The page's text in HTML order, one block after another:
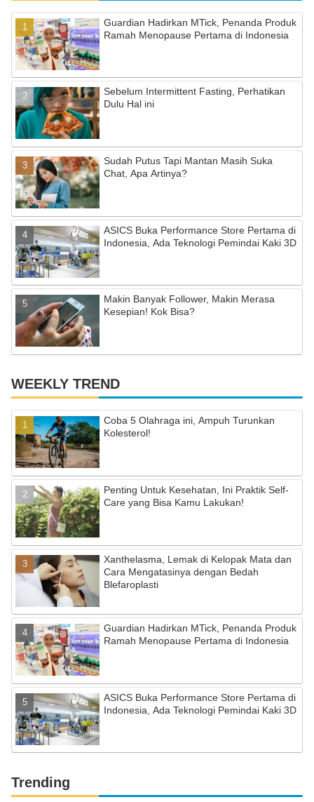
e
b
o
o
k
gr
a
m
T
u
b
e
C
h
a
n
n
el
Guardian Hadirkan MTick, Penanda Produk
Ramah Menopause Pertama di Indonesia
Sebelum Intermittent Fasting, Perhatikan
Dulu Hal ini
Sudah Putus Tapi Mantan Masih Suka
Chat, Apa Artinya?
ASICS Buka Performance Store Pertama di
Indonesia, Ada Teknologi Pemindai Kaki 3D
Makin Banyak Follower, Makin Merasa
Kesepian! Kok Bisa?
WEEKLY TREND
Coba 5 Olahraga ini, Ampuh Turunkan
Kolesterol!
Penting Untuk Kesehatan, Ini Praktik Self-
Care yang Bisa Kamu Lakukan!
Xanthelasma, Lemak di Kelopak Mata dan
Cara Mengatasinya dengan Bedah
Blefaroplasti
Guardian Hadirkan MTick, Penanda Produk
Ramah Menopause Pertama di Indonesia
ASICS Buka Performance Store Pertama di
Indonesia, Ada Teknologi Pemindai Kaki 3D
Trending